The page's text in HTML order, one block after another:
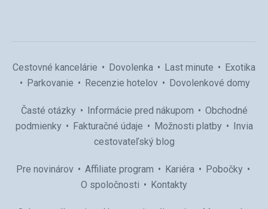
Cestovné kancelárie Dovolenka Last minute
Exotika
Parkovanie
Recenzie hotelov Dovolenkové domy
Časté otázky Informácie pred nákupom
Obchodné
podmienky
Fakturačné údaje Možnosti platby
Invia
cestovateľský blog
Pre novinárov Affiliate program Kariéra
Pobočky
O spoločnosti
Kontakty